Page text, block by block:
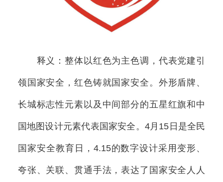
释义：整体以红色为主色调，代表党建引
领国家安全，红色铸就国家安全。外形盾牌、
长城标志性元素以及中间部分的五星红旗和中
国地图设计元素代表国家安全。4月15日是全民
国家安全教育日，4.15的数字设计采用变形、
夸张、关联、贯通手法，表达了国家安全人人